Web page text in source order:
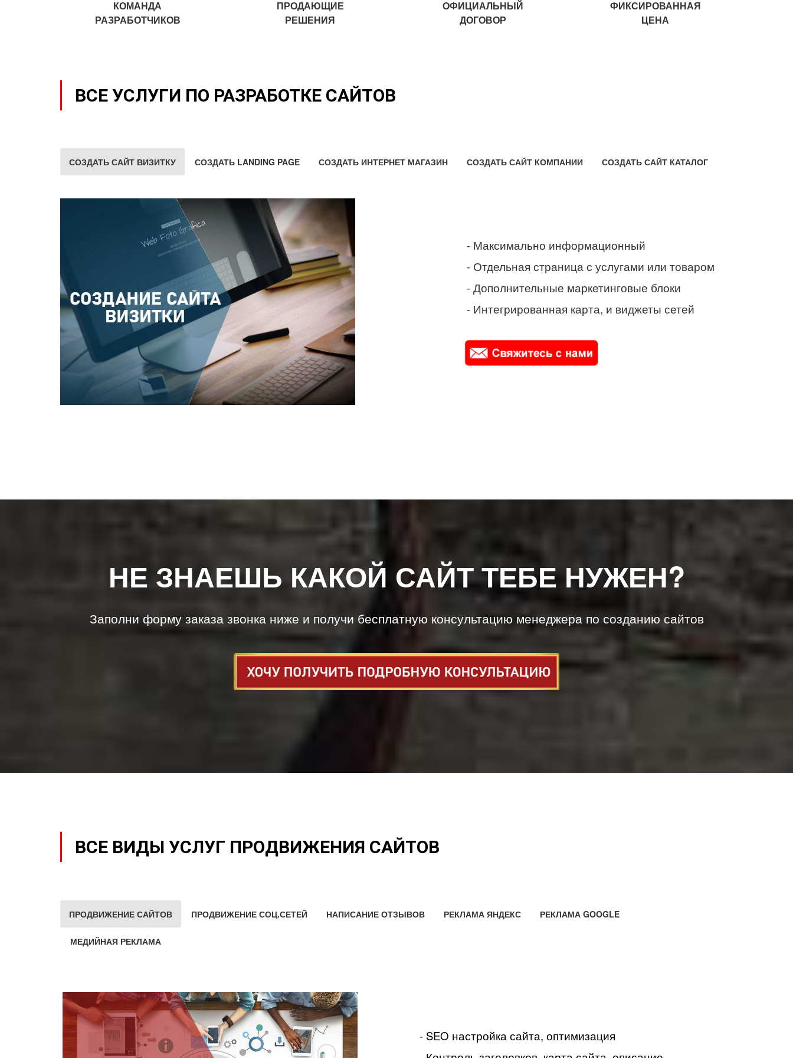
КОМАНДА
РАЗРАБОТЧИКОВ
ПРОДАЮЩИЕ
РЕШЕНИЯ
ОФИЦИАЛЬНЫЙ
ДОГОВОР
ФИКСИРОВАННАЯ
ЦЕНА
ВСЕ УСЛУГИ ПО РАЗРАБОТКЕ САЙТОВ
СОЗДАТЬ САЙТ ВИЗИТКУ СОЗДАТЬ LANDING PAGE СОЗДАТЬ ИНТЕРНЕТ МАГАЗИН СОЗДАТЬ САЙТ КОМПАНИИ СОЗДАТЬ САЙТ КАТАЛОГ
- Максимально информационный
- Отдельная страница с услугами или товаром
- Дополнительные маркетинговые блоки
- Интегрированная карта, и виджеты сетей
НЕ ЗНАЕШЬ КАКОЙ САЙТ ТЕБЕ НУЖЕН?
Заполни форму заказа звонка ниже и получи бесплатную консультацию менеджера по созданию сайтов
ВСЕ ВИДЫ УСЛУГ ПРОДВИЖЕНИЯ САЙТОВ
ПРОДВИЖЕНИЕ САЙТОВ ПРОДВИЖЕНИЕ СОЦ.СЕТЕЙ НАПИСАНИЕ ОТЗЫВОВ РЕКЛАМА ЯНДЕКС РЕКЛАМА GOOGLE
МЕДИЙНАЯ РЕКЛАМА
- SEO настройка сайта, оптимизация